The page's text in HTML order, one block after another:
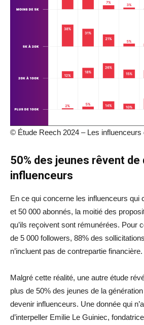
© Étude Reech 2024 – Les influenceurs
50% des jeunes rêvent de
influenceurs
En ce qui concerne les influenceurs qui
et 50 000 abonnés, la moitié des
qu’ils reçoivent sont rémunérées. Pour
de 5 000 followers, 88% des
n’incluent pas de contrepartie financière.
Malgré cette réalité, une autre étude
plus de 50% des jeunes de la
devenir influenceurs. Une donnée qui
d’interpeller Emilie Le Guiniec,